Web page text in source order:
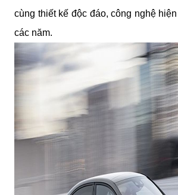
cùng thiết kế độc đáo, công nghệ
các năm.